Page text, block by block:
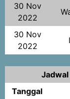
30 Nov
2022
30 Nov
2022
Jadwal
Tanggal